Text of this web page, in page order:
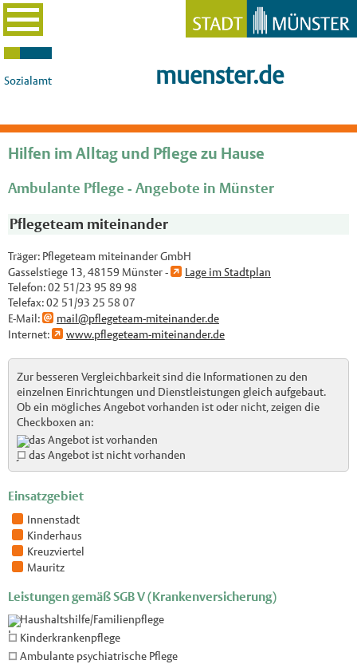
Sozialamt muenster.de
Hilfen im Alltag und Pflege zu Hause
Ambulante Pflege - Angebote in Münster
Pflegeteam miteinander
Träger: Pflegeteam miteinander GmbH
Gasselstiege 13, 48159 Münster -
Lage im Stadtplan
Telefon: 02 51/23 95 89 98
Telefax: 02 51/93 25 58 07
E-Mail:
mail@pflegeteam-miteinander.de
Internet:
www.pflegeteam-miteinander.de
Zur besseren Vergleichbarkeit sind die Informationen zu den
einzelnen Einrichtungen und Dienstleistungen gleich aufgebaut.
Ob ein mögliches Angebot vorhanden ist oder nicht, zeigen die
Checkboxen an:
das Angebot ist vorhanden
das Angebot ist nicht vorhanden
Einsatzgebiet
Innenstadt
Kinderhaus
Kreuzviertel
Mauritz
Leistungen gemäß SGB V (Krankenversicherung)
Haushaltshilfe/Familienpflege
Kinderkrankenpflege
Ambulante psychiatrische Pflege